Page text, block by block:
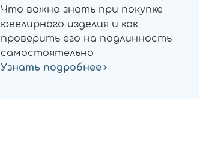
Что важно знать при покупке
ювелирного изделия и как
проверить его на подлинность
самостоятельно
Узнать подробнее